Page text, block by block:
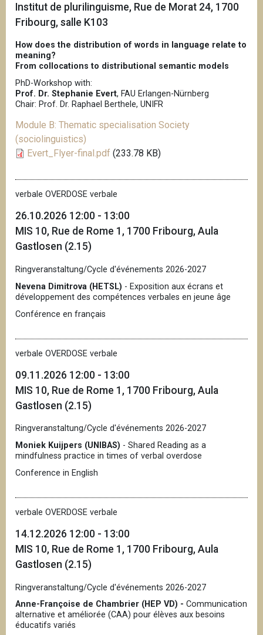
Institut de plurilinguisme, Rue de Morat 24, 1700
Fribourg, salle K103
How does the distribution of words in language relate to
meaning?
From collocations to distributional semantic models
PhD-Workshop with:
Prof. Dr. Stephanie Evert, FAU Erlangen-Nürnberg
Chair: Prof. Dr. Raphael Berthele, UNIFR
Module B: Thematic specialisation Society
(sociolinguistics)
Evert_Flyer-final.pdf (233.78 KB)
verbale OVERDOSE verbale
26.10.2026 12:00 - 13:00
MIS 10, Rue de Rome 1, 1700 Fribourg, Aula
Gastlosen (2.15)
Ringveranstaltung/Cycle d'événements 2026-2027
Nevena Dimitrova (HETSL) - Exposition aux écrans et
développement des compétences verbales en jeune âge
Conférence en français
verbale OVERDOSE verbale
09.11.2026 12:00 - 13:00
MIS 10, Rue de Rome 1, 1700 Fribourg, Aula
Gastlosen (2.15)
Ringveranstaltung/Cycle d'événements 2026-2027
Moniek Kuijpers (UNIBAS) - Shared Reading as a
mindfulness practice in times of verbal overdose
Conference in English
verbale OVERDOSE verbale
14.12.2026 12:00 - 13:00
MIS 10, Rue de Rome 1, 1700 Fribourg, Aula
Gastlosen (2.15)
Ringveranstaltung/Cycle d'événements 2026-2027
Anne-Françoise de Chambrier (HEP VD) - Communication
alternative et améliorée (CAA) pour élèves aux besoins
éducatifs variés